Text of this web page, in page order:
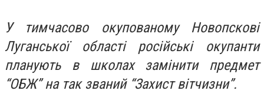
У тимчасово окупованому Новопскові
Луганської області російські окупанти
планують в школах замінити предмет
“ОБЖ” на так званий “Захист вітчизни”.